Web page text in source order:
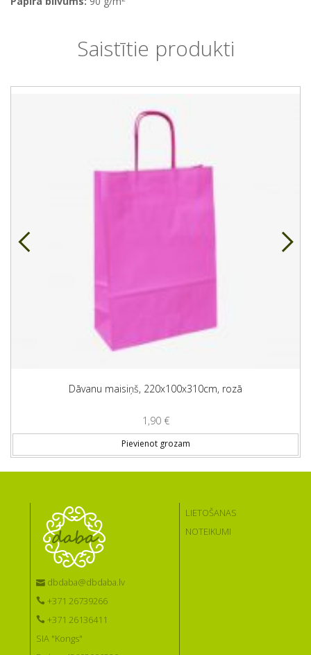
Saistītie produkti
Dāvanu maisiņš, 220x100x310cm, rozā
1,90 €
Pievienot grozam
dbdaba@dbdaba.lv
+371 26739266
+371 26136411
SIA "Kongs"
LIETOŠANAS
NOTEIKUMI